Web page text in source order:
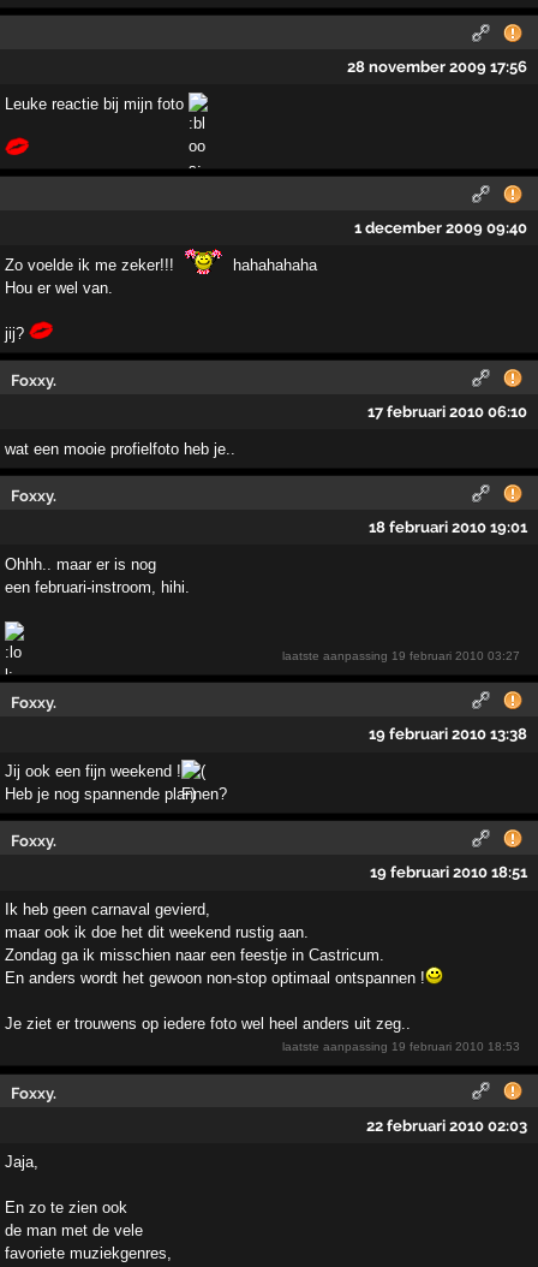
28 november 2009 17:56
Leuke reactie bij mijn foto
1 december 2009 09:40
Zo voelde ik me zeker!!!
hahahahaha
Hou er wel van.
jij?
Foxxy.
17 februari 2010 06:10
wat een mooie profielfoto heb je..
Foxxy.
18 februari 2010 19:01
Ohhh.. maar er is nog
een februari-instroom, hihi.
laatste aanpassing 19 februari 2010 03:27
Foxxy.
19 februari 2010 13:38
Jij ook een fijn weekend !
Heb je nog spannende plannen?
Foxxy.
19 februari 2010 18:51
Ik heb geen carnaval gevierd,
maar ook ik doe het dit weekend rustig aan.
Zondag ga ik misschien naar een feestje in Castricum.
En anders wordt het gewoon non-stop optimaal ontspannen !
Je ziet er trouwens op iedere foto wel heel anders uit zeg..
laatste aanpassing 19 februari 2010 18:53
Foxxy.
22 februari 2010 02:03
Jaja,
En zo te zien ook
de man met de vele
favoriete muziekgenres,